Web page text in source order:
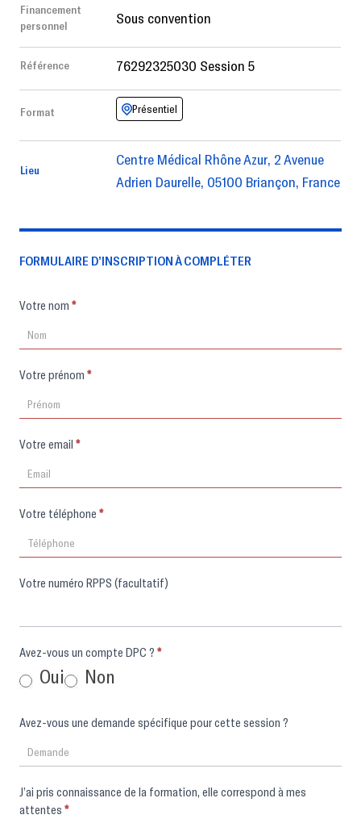
Financement
personnel
Sous convention
Référence 76292325030 Session 5
Format Présentiel
Lieu
Centre Médical Rhône Azur, 2 Avenue
Adrien Daurelle, 05100 Briançon, France
FORMULAIRE D’INSCRIPTION À COMPLÉTER
Formulaire
Votre nom *
Votre prénom *
Votre email *
Votre téléphone *
Votre numéro RPPS (facultatif)
Avez-vous un compte DPC ? *
Oui Non
Avez-vous une demande spécifique pour cette session ?
J’ai pris connaissance de la formation, elle correspond à mes
attentes *